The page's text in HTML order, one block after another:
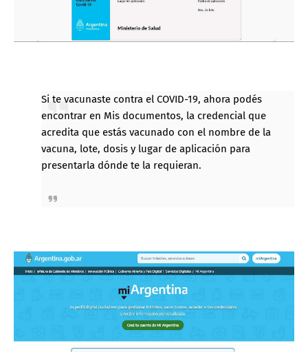
Si te vacunaste contra el COVID-19, ahora podés
encontrar en Mis documentos, la credencial que
acredita que estás vacunado con el nombre de la
vacuna, lote, dosis y lugar de aplicación para
presentarla dónde te la requieran.